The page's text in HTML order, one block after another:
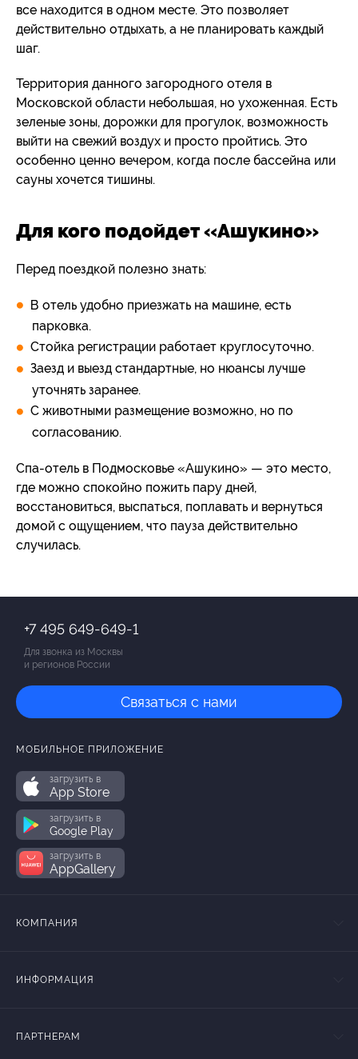
все находится в одном месте. Это позволяет
действительно отдыхать, а не планировать каждый
шаг.
Территория данного загородного отеля в
Московской области небольшая, но ухоженная. Есть
зеленые зоны, дорожки для прогулок, возможность
выйти на свежий воздух и просто пройтись. Это
особенно ценно вечером, когда после бассейна или
сауны хочется тишины.
Для кого подойдет «Ашукино»
Перед поездкой полезно знать:
В отель удобно приезжать на машине, есть
парковка.
Стойка регистрации работает круглосуточно.
Заезд и выезд стандартные, но нюансы лучше
уточнять заранее.
С животными размещение возможно, но по
согласованию.
Спа-отель в Подмосковье «Ашукино» — это место,
где можно спокойно пожить пару дней,
восстановиться, выспаться, поплавать и вернуться
домой с ощущением, что пауза действительно
случилась.
+7 495 649-649-1
Для звонка из Москвы
и регионов России
Связаться с нами
МОБИЛЬНОЕ ПРИЛОЖЕНИЕ
загрузить в
App Store
загрузить в
Google Play
загрузить в
AppGallery
КОМПАНИЯ
ИНФОРМАЦИЯ
ПАРТНЕРАМ